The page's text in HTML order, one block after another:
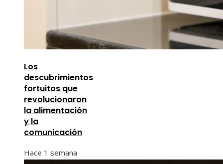
Los
descubrimientos
fortuitos que
revolucionaron
la alimentación
y la
comunicación
Hace 1 semana